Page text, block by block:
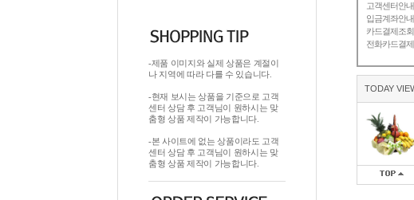
고객센터안내
입금계좌안내
카드결제조회
전화카드결제
TODAY
-제품 이미지와 실제 상품은 계절이
나 지역에 따라 다를 수 있습니다.
-현재 보시는 상품을 기준으로 고객
센터 상담 후 고객님이 원하시는 맞
춤형 상품 제작이 가능합니다.
-본 사이트에 없는 상품이라도 고객
센터 상담 후 고객님이 원하시는 맞
춤형 상품 제작이 가능합니다.